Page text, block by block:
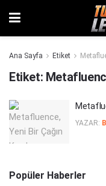
Ana Sayfa Etiket
Etiket:
YAZAR:
Popüler Haberler